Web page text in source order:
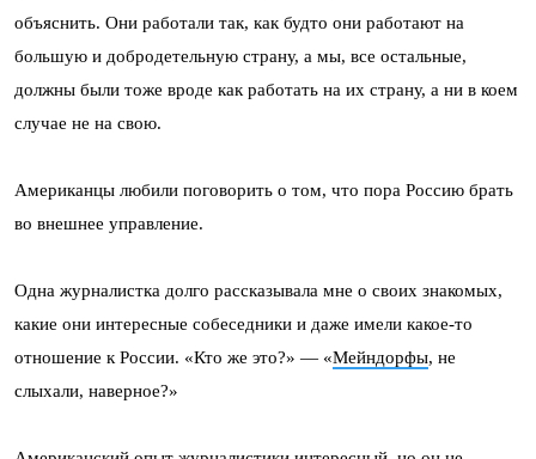
объяснить. Они работали так, как будто они работают на
большую и добродетельную страну, а мы, все остальные,
должны были тоже вроде как работать на их страну, а ни в коем
случае не на свою.
Американцы любили поговорить о том, что пора Россию брать
во внешнее управление.
Одна журналистка долго рассказывала мне о своих знакомых,
какие они интересные собеседники и даже имели какое-то
отношение к России. «Кто же это?» — «Мейндорфы, не
слыхали, наверное?»